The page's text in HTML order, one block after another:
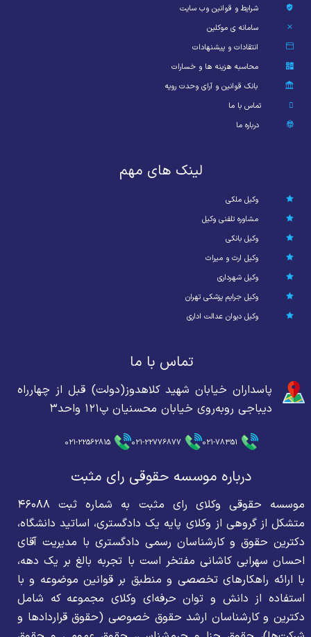
شرایط و قوانین وب سایت
سامانه ی موکلین
انتقادات و پیشنهادات
محاسبه هزینه ها و خسارات
بانک قوانین و آرای وحدت رویه
تماس با ما
درباره ما
لینک های مهم
وکیل ملکی
مشاوره تلفنی وکیل
وکیل بانکی
وکیل ارث و میراث
وکیل شهرداری
وکیل جرایم پزشکی تهران
وکیل دیوان عدالت اداری
تماس با ما
پاسداران خیابان شهید کلاهدوز(دولت) قبل از چهارراه
دیباجی روبه‌روی خیابان محسنیان پ۱۲۱ واحد۳
021-78351
021-22776877
021-22562815
درباره موسسه حقوقی رای مثبت
موسسه حقوقی وکلای رای مثبت به شماره ثبت ۴۶۰۸۸
متشکل از گروهی از وکلای پایه یک دادگستری، اساتید دانشگاه،
دکترین حقوق و کارشناسان رسمی دادگستری با مدیریت آقای
احسان سهرابی کاشانی مفتخر است با تجربه بالغ بر یک دهه،
با ارائه راهکارهای تخصصی و منطبق بر قوانین موضوعه و با
استفاده از دانش و توان حرفه‌ای وکلای مجموعه که شامل
دکترین و کارشناسان ارشد حقوق خصوصی (حقوق قراردادها و